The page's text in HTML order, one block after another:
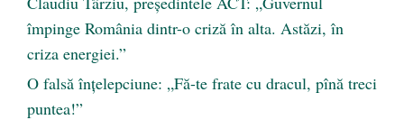
împinge România dintr-o criză în alta. Astăzi, în
criza energiei.”
O falsă înțelepciune: „Fă-te frate cu dracul, pînă treci
puntea!”